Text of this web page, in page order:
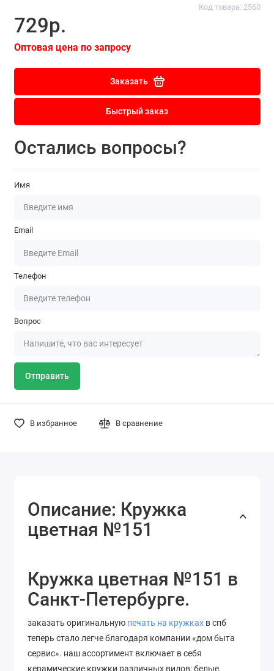
Код товара: 2560
729р.
Оптовая цена по запросу
Заказать
Быстрый заказ
Остались вопросы?
Имя
Email
Телефон
Вопрос
Отправить
В избранное В сравнение
Описание: Кружка
цветная №151
Кружка цветная №151 в
Санкт-Петербурге.
заказать оригинальную печать на кружках в спб
теперь стало легче благодаря компании «дом быта
сервис». наш ассортимент включает в себя
керамические кружки различных видов: белые,